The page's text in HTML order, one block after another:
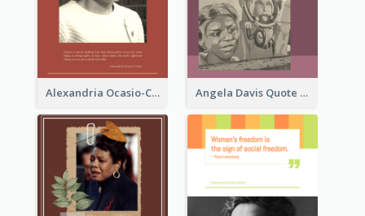
Alexandria Ocasio-Cortez Quote Angela Davis Quote